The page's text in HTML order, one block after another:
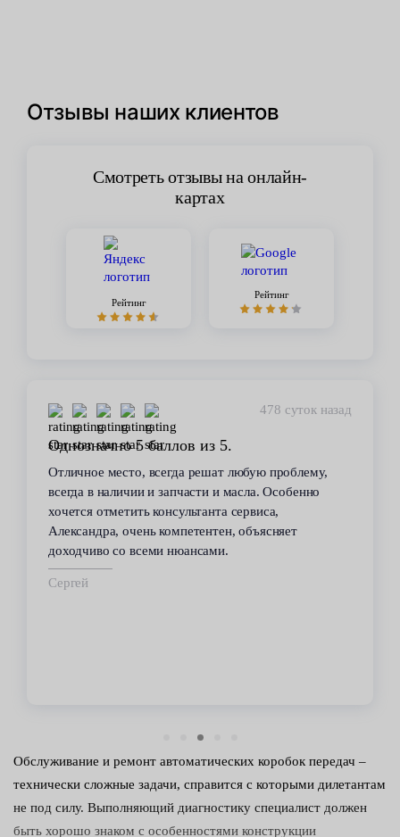
Отзывы наших клиентов
Смотреть отзывы на онлайн-
картах
Рейтинг
Рейтинг
478 суток назад
Однозначно 5 баллов из 5.
Отличное место, всегда решат любую проблему,
всегда в наличии и запчасти и масла. Особенно
хочется отметить консультанта сервиса,
Александра, очень компетентен, объясняет
доходчиво со всеми нюансами.
Сергей
Обслуживание и ремонт автоматических коробок передач –
технически сложные задачи, справится с которыми дилетантам
не под силу. Выполняющий диагностику специалист должен
быть хорошо знаком с особенностями конструкции